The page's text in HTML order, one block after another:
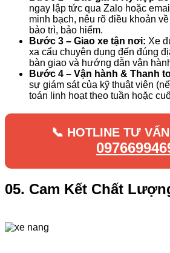
ngay lập tức qua Zalo hoặc
minh bạch, nêu rõ điều khoản
bảo trì, bảo hiểm.
Bước 3 – Giao xe tận nơi: Xe
xa cẩu chuyên dụng đến đúng
bàn giao và hướng dẫn vận
Bước 4 – Vận hành & Thanh
sự giám sát của kỹ thuật viên
toán linh hoạt theo tuần hoặc
📞 HOTLINE TƯ
05. Cam Kết Chất